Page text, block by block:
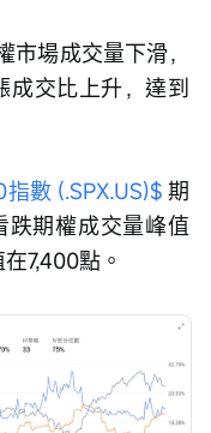
場成交量下滑，
交比上升，達到
數 (.SPX.US)$ 期
跌期權成交量峰值
7,400點。